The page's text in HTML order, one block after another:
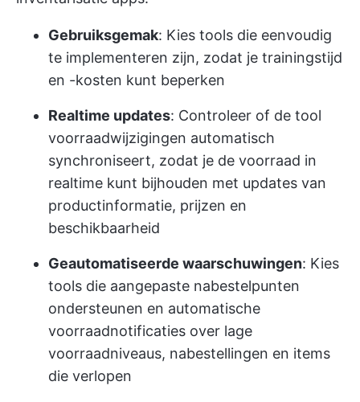
Gebruiksgemak: Kies tools die eenvoudig
te implementeren zijn, zodat je trainingstijd
en -kosten kunt beperken
Realtime updates: Controleer of de tool
voorraadwijzigingen automatisch
synchroniseert, zodat je de voorraad in
realtime kunt bijhouden met updates van
productinformatie, prijzen en
beschikbaarheid
Geautomatiseerde waarschuwingen: Kies
tools die aangepaste nabestelpunten
ondersteunen en automatische
voorraadnotificaties over lage
voorraadniveaus, nabestellingen en items
die verlopen